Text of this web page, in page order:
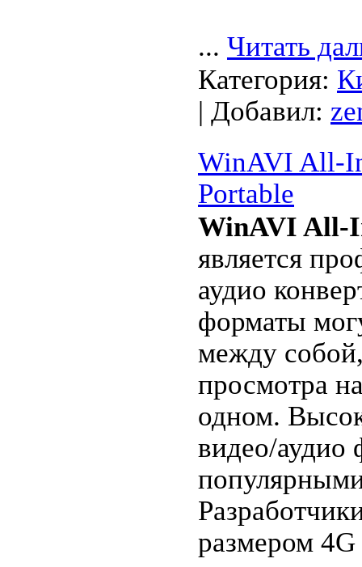
... Читать
Категория:
| Добавил:
WinAVI All-
Portable
WinAVI All-
является
аудио
форматы
между
просмотра
одном.
видео/аудио
размером 4G